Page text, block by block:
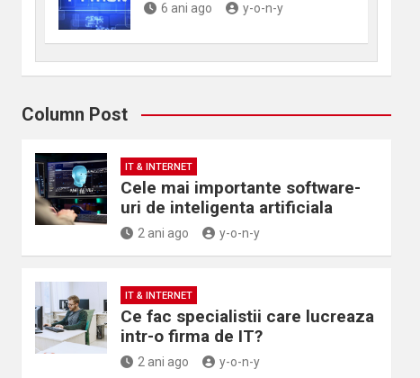
6 ani ago y-o-n-y
Column Post
IT & INTERNET
Cele mai importante software-
uri de inteligenta artificiala
2 ani ago y-o-n-y
IT & INTERNET
Ce fac specialistii care lucreaza
intr-o firma de IT?
2 ani ago y-o-n-y